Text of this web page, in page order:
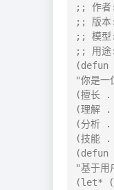
;; 作者
;; 版
;; 模
;; 用途:
(defun
"你是一
(擅长 .
(理解 .
(分析 .
(技能 .
(defun
"基于用
(let* ((